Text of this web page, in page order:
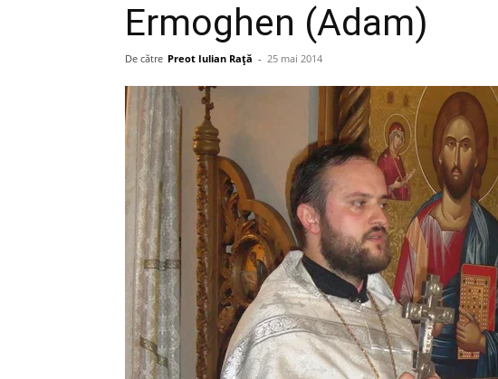
Ermoghen (Adam)
De către Preot Iulian Raţă - 25 mai 2014